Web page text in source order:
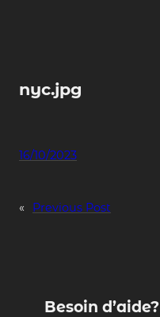
nyc.jpg
16/10/2023
« Previous Post
Besoin d’aide?